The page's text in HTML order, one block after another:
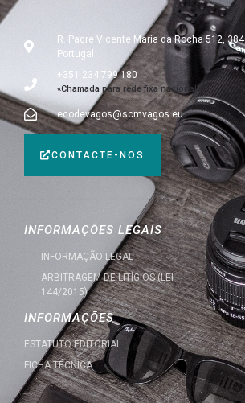
INFORMAÇÕES LEGAIS
INFORMAÇÃO LEGAL
ARBITRAGEM DE LITÍGIOS (LEI
144/2015)
INFORMAÇÕES
ESTATUTO EDITORIAL
FICHA TÉCNICA
R. Padre Vicente Maria da Rocha 512,
Portugal
+351 234 799 180
«Chamada para rede fixa nacional»
ecodevagos@scmvagos.eu
CONTACTE-NOS